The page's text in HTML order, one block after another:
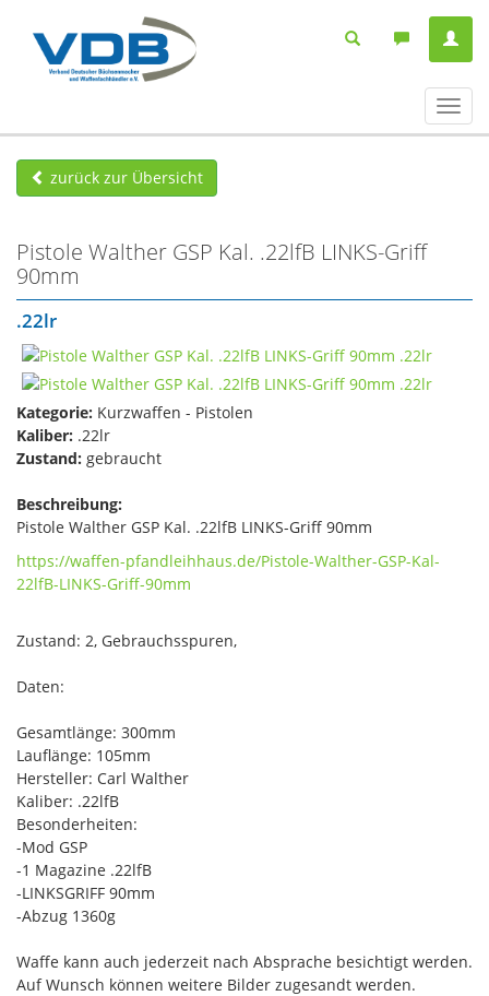
ein-/
zurück zur Übersicht
Pistole Walther GSP Kal. .22lfB LINKS-Griff
90mm
.22lr
Kategorie: Kurzwaffen - Pistolen
Kaliber: .22lr
Zustand: gebraucht
Beschreibung:
Pistole Walther GSP Kal. .22lfB LINKS-Griff 90mm
https://waffen-pfandleihhaus.de/Pistole-Walther-GSP-Kal-
22lfB-LINKS-Griff-90mm
Zustand: 2, Gebrauchsspuren,
Daten:
Gesamtlänge: 300mm
Lauflänge: 105mm
Hersteller: Carl Walther
Kaliber: .22lfB
Besonderheiten:
-Mod GSP
-1 Magazine .22lfB
-LINKSGRIFF 90mm
-Abzug 1360g
Waffe kann auch jederzeit nach Absprache besichtigt werden.
Auf Wunsch können weitere Bilder zugesandt werden.